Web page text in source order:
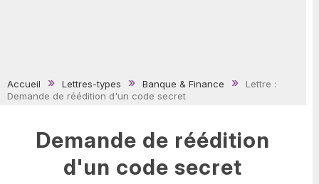
Accueil Lettres-types Banque & Finance
Lettre :
Demande de réédition d'un code secret
Demande de réédition
d'un code secret